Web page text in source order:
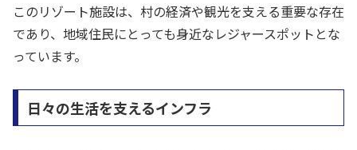
このリゾート施設は、村の経済や観光を支える重要な存在
であり、地域住民にとっても身近なレジャースポットとな
っています。
日々の生活を支えるインフラ